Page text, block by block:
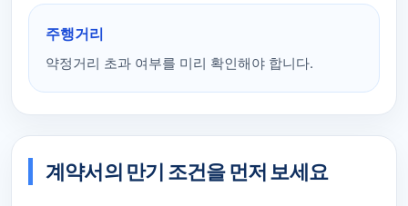
주행거리
약정거리 초과 여부를 미리 확인해야 합니다.
계약서의 만기 조건을 먼저 보세요